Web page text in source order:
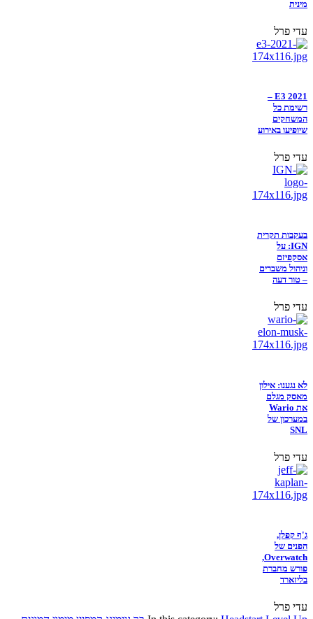
מינית
עדי פרל
E3 2021 –
רשימת כל
המשחקים
שיופיעו באירוע
עדי פרל
בעקבות תקרית
IGN: על
אסקפיזם
וניהול משברים
– טור דעה
עדי פרל
לא נגענו: אילון
מאסק מגלם
את Wario
במערכון של
SNL
עדי פרל
ג'ף קפלן,
הפנים של
Overwatch,
פורש מחברת
בליזארד
עדי פרל